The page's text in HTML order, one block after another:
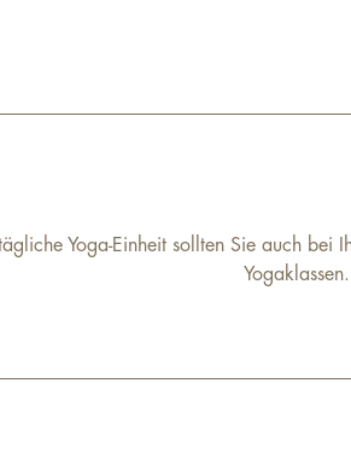
Yoga-Einheit sollten Sie auch bei